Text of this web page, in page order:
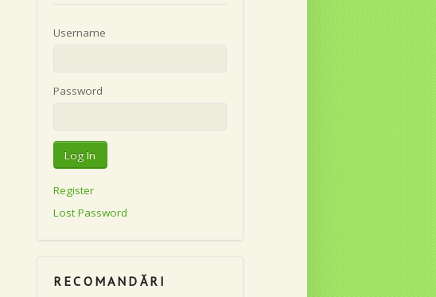
Username
Password
Register
Lost Password
RECOMANDĂRI